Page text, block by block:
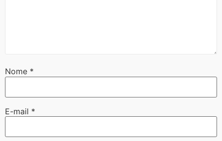
Nome *
E-mail *